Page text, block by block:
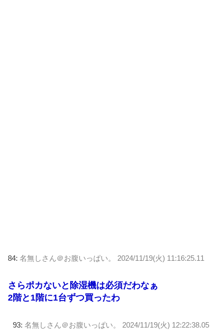
84: 名無しさん＠お腹いっぱい。 2024/11/19(火) 11:16:25.11
さらポカないと除湿機は必須だわなぁ
2階と1階に1台ずつ買ったわ
93: 名無しさん＠お腹いっぱい。 2024/11/19(火) 12:22:38.05